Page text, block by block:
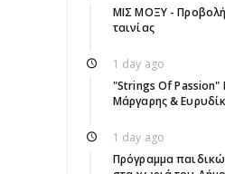
ΜΙΣ ΜΟΞΥ -
ταινίας
1 day ago
"Strings Of Passion"
Μάργαρης &
1 day ago
Πρόγραμμα